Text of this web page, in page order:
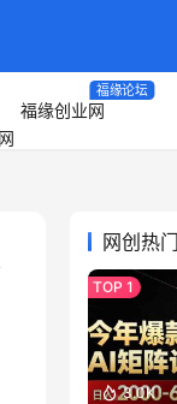
福缘创业网
福缘论坛
网创热门
3.0K